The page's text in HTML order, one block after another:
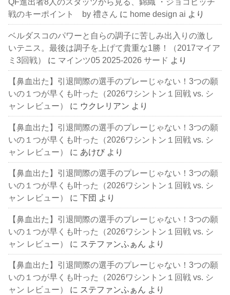
戦のキーポイント by 禮さん に home design ai より
ベルダスコのパワーと自らの調子に苦しみ出入りの激し
いテニス。最後は調子を上げて貴重な1勝！（2017マイア
ミ3回戦）
に マインツ05 2025-2026 サード より
【鼻血出た】引退間際の選手のプレーじゃない！3つの願
いの１つが早くも叶った（2026ワシントン１回戦 vs. シ
ャン レビュー）
に ウクレリアン より
【鼻血出た】引退間際の選手のプレーじゃない！3つの願
いの１つが早くも叶った（2026ワシントン１回戦 vs. シ
ャン レビュー）
に あけび より
【鼻血出た】引退間際の選手のプレーじゃない！3つの願
いの１つが早くも叶った（2026ワシントン１回戦 vs. シ
ャン レビュー）
に下団 より
【鼻血出た】引退間際の選手のプレーじゃない！3つの願
いの１つが早くも叶った（2026ワシントン１回戦 vs. シ
ャン レビュー）
に ステファンふぁん より
【鼻血出た】引退間際の選手のプレーじゃない！3つの願
いの１つが早くも叶った（2026ワシントン１回戦 vs. シ
ャン レビュー）
に ステファンふぁん より